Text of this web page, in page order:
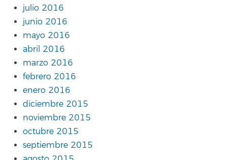
julio 2016
junio 2016
mayo 2016
abril 2016
marzo 2016
febrero 2016
enero 2016
diciembre 2015
noviembre 2015
octubre 2015
septiembre 2015